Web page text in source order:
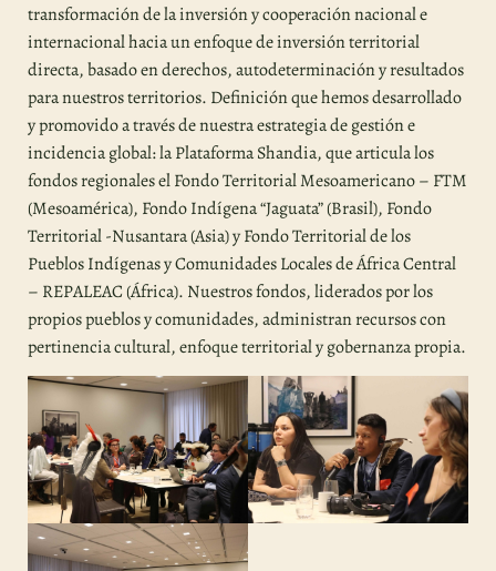
transformación de la inversión y cooperación nacional e
internacional hacia un enfoque de inversión territorial
directa, basado en derechos, autodeterminación y resultados
para nuestros territorios. Definición que hemos desarrollado
y promovido a través de nuestra estrategia de gestión e
incidencia global: la Plataforma Shandia, que articula los
fondos regionales el Fondo Territorial Mesoamericano – FTM
(Mesoamérica), Fondo Indígena “Jaguata” (Brasil), Fondo
Territorial -Nusantara (Asia) y Fondo Territorial de los
Pueblos Indígenas y Comunidades Locales de África Central
– REPALEAC (África). Nuestros fondos, liderados por los
propios pueblos y comunidades, administran recursos con
pertinencia cultural, enfoque territorial y gobernanza propia.